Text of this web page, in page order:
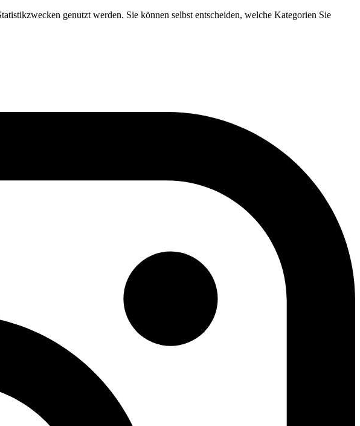
genutzt werden. Sie können selbst entscheiden, welche Kategorien Sie